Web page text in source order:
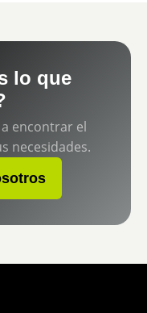
lo que
encontrar el
necesidades.